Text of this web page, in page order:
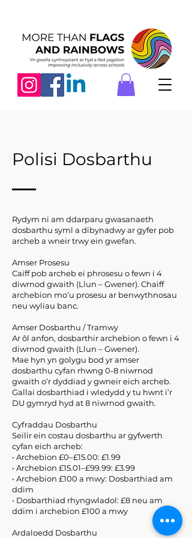
Polisi Dosbarthu
Rydym ni am ddarparu gwasanaeth
dosbarthu syml a dibynadwy ar gyfer pob
archeb a wneir trwy ein gwefan.
​Amser Prosesu
Caiff pob archeb ei phrosesu o fewn i 4
diwrnod gwaith (Llun – Gwener). Chaiff
archebion mo’u prosesu ar benwythnosau
neu wyliau banc.
Amser​ Dosbarthu / Tramwy
Ar ôl anfon, dosbarthir archebion o fewn i 4
diwrnod gwaith (Llun – Gwener).
Mae hyn yn golygu bod yr amser
dosbarthu cyfan rhwng 0-8 niwrnod
gwaith o’r dyddiad y gwneir eich archeb.
Gallai dosbarthiad i wledydd y tu hwnt i’r
DU gymryd hyd at 8 niwrnod gwaith.
Cyfraddau Dosbarthu
Seilir ein costau dosbarthu ar gyfwerth
cyfan eich archeb:
​• Archebion £0–£15.00: £1.99
• Archebion £15.01–£99.99: £3.99
• Archebion £100 a mwy: Dosbarthiad am
ddim
• Dosbarthiad rhyngwladol: £8 neu am
ddim i archebion £100 a mwy
Ardaloedd Dosbarthu